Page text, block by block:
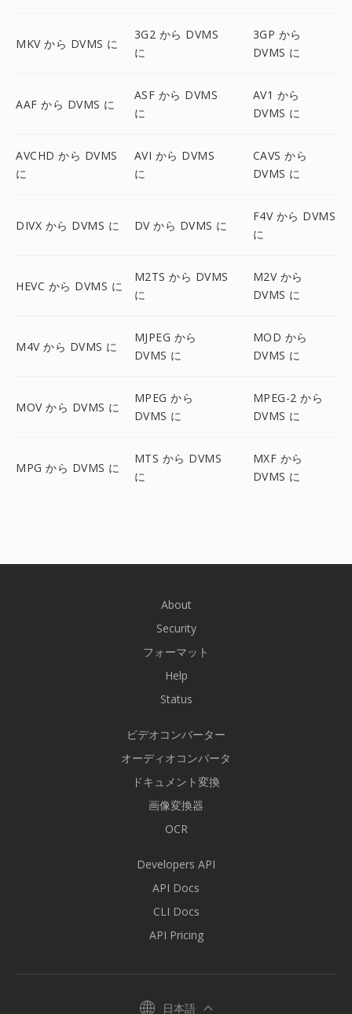
MKV から DVMS に
3G2 から DVMS
に
3GP から
DVMS に
AAF から DVMS に
ASF から DVMS
に
AV1 から
DVMS に
AVCHD から DVMS
に
AVI から DVMS
に
CAVS から
DVMS に
DIVX から DVMS に DV から DVMS に
F4V から DVMS
に
HEVC から DVMS に
M2TS から DVMS
に
M2V から
DVMS に
M4V から DVMS に
MJPEG から
DVMS に
MOD から
DVMS に
MOV から DVMS に
MPEG から
DVMS に
MPEG-2 から
DVMS に
MPG から DVMS に
MTS から DVMS
に
MXF から
DVMS に
About
Security
フォーマット
Help
Status
ビデオコンバーター
オーディオコンバータ
ドキュメント変換
画像変換器
OCR
Developers API
API Docs
CLI Docs
API Pricing
日本語